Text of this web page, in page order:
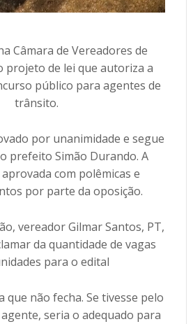
Câmara de Vereadores de
projeto de lei que autoriza a
público para agentes de
trânsito.
por unanimidade e segue
prefeito Simão Durando. A
com polêmicas e
por parte da oposição.
vereador Gilmar Santos, PT,
da quantidade de vagas
para o edital
que não fecha. Se tivesse pelo
seria o adequado para